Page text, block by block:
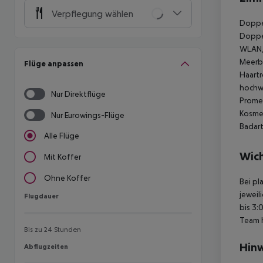
Verpflegung wählen
Flüge anpassen
Nur Direktflüge
Nur Eurowings-Flüge
Alle Flüge
Mit Koffer
Ohne Koffer
Flugdauer
Flugdauer
Bis zu 24 Stunden
Abflugzeiten
Abflugzeiten
Bei
bis
Team